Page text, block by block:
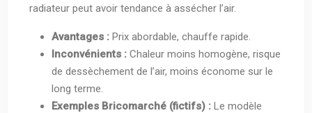
radiateur peut avoir tendance à assécher l’air.
Avantages : Prix abordable, chauffe rapide.
Inconvénients : Chaleur moins homogène, risque
de dessèchement de l’air, moins économe sur le
long terme.
Exemples Bricomarché (fictifs) : Le modèle